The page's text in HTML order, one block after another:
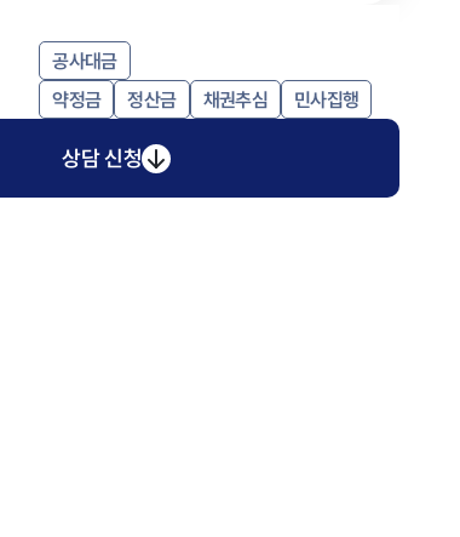
공사대금
약정금 정산금 채권추심 민사집행
상담 신청